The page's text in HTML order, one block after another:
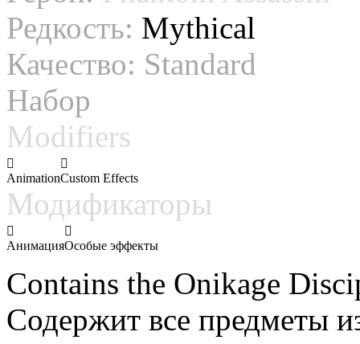
Редкость: Mythical
Качество: Standard
Набор
Modifiers
AnimationCustom Effects
Модификаторы
АнимацияОсобые эффекты
Contains the Onikage
Содержит все предметы